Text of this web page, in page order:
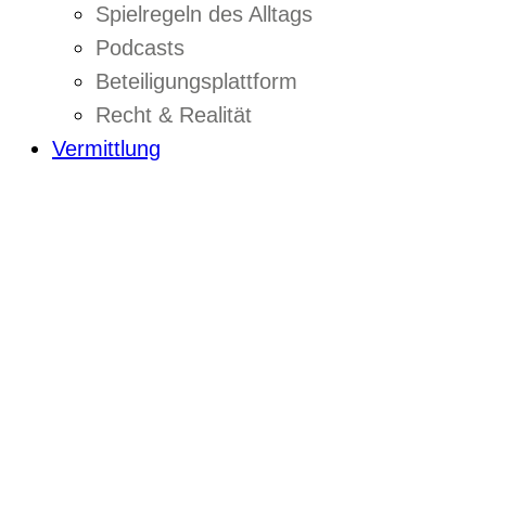
Spielregeln des Alltags
Podcasts
Beteiligungsplattform
Recht & Realität
Vermittlung